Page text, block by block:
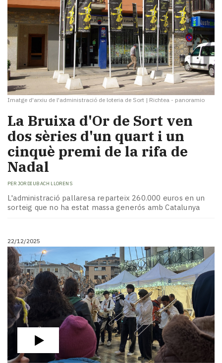
Imatge d'arxiu de l'administració de loteria de Sort | Richtea - panoramio
La Bruixa d'Or de Sort ven
dos sèries d'un quart i un
cinquè premi de la rifa de
Nadal
PER JORDI UBACH LLORENS
L'administració pallaresa reparteix 260.000 euros en un
sorteig que no ha estat massa generós amb Catalunya
22/12/2025